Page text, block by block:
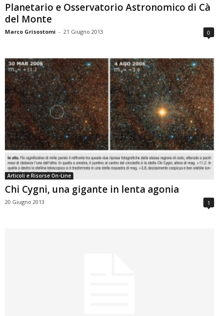
Planetario e Osservatorio Astronomico di Cà
del Monte
Marco Grisostomi - 21 Giugno 2013 0
Articoli e Risorse On-Line
Chi Cygni, una gigante in lenta agonia
20 Giugno 2013 1